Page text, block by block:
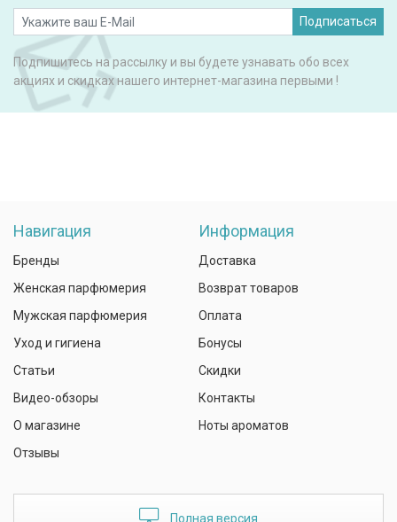
Подписаться
Подпишитесь на рассылку и вы будете узнавать обо всех
акциях и скидках нашего интернет-магазина первыми !
Навигация
Бренды
Женская парфюмерия
Мужская парфюмерия
Уход и гигиена
Статьи
Видео-обзоры
О магазине
Отзывы
Информация
Доставка
Возврат товаров
Оплата
Бонусы
Скидки
Контакты
Ноты ароматов
Полная версия